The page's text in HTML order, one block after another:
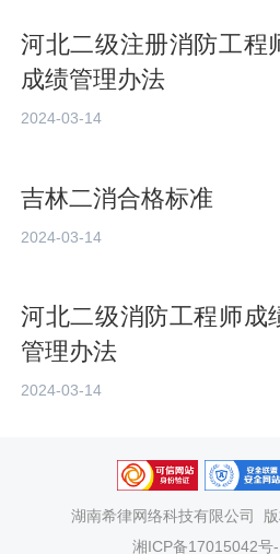
河北二级注册消防工程
成绩管理办法
2024-03-14
吉林二消合格标准
2024-03-14
河北二级消防工程师成
管理办法
2024-03-14
湖南希律网络科技有限公司
湘ICP备17015042号-